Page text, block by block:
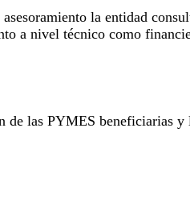
la entidad
a nivel técnico como
de las PYMES beneficiarias